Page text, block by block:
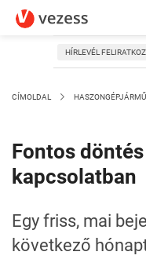
HÍRLEVÉL
CÍMOLDAL HASZONGÉPJÁRMŰ
Fontos
kapcsolatban
Egy friss, mai
következő